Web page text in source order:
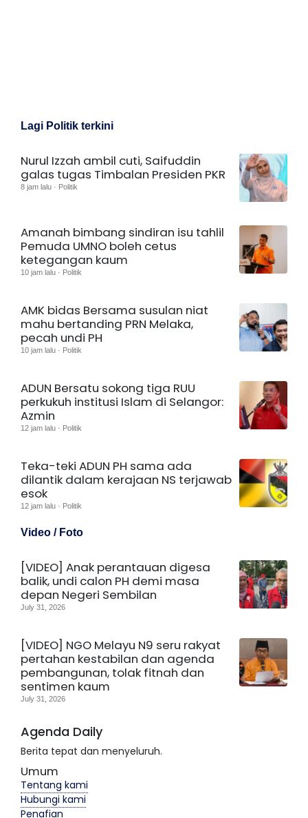
Lagi Politik terkini
Nurul Izzah ambil cuti, Saifuddin
galas tugas Timbalan Presiden PKR
8 jam lalu · Politik
Amanah bimbang sindiran isu tahlil
Pemuda UMNO boleh cetus
ketegangan kaum
10 jam lalu · Politik
AMK bidas Bersama susulan niat
mahu bertanding PRN Melaka,
pecah undi PH
10 jam lalu · Politik
ADUN Bersatu sokong tiga RUU
perkukuh institusi Islam di Selangor:
Azmin
12 jam lalu · Politik
Teka-teki ADUN PH sama ada
dilantik dalam kerajaan NS terjawab
esok
12 jam lalu · Politik
Video / Foto
[VIDEO] Anak perantauan digesa
balik, undi calon PH demi masa
depan Negeri Sembilan
July 31, 2026
[VIDEO] NGO Melayu N9 seru rakyat
pertahan kestabilan dan agenda
pembangunan, tolak fitnah dan
sentimen kaum
July 31, 2026
Agenda Daily
Berita tepat dan menyeluruh.
Umum
Tentang kami
Hubungi kami
Penafian